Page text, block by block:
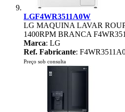
LGF4WR3511A0W
LG MAQUINA LAVAR
1400RPM BRANCA
Marca: LG
Ref. Fabricante:
Preço sob consulta